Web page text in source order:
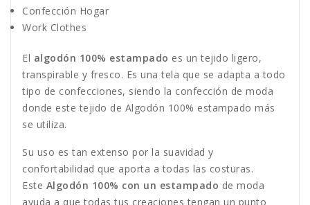
Confección Hogar
Work Clothes
El algodón 100% estampado es un tejido ligero,
transpirable y fresco. Es una tela que se adapta a todo
tipo de confecciones, siendo la confección de moda
donde este tejido de Algodón 100% estampado más
se utiliza.
Su uso es tan extenso por la suavidad y
confortabilidad que aporta a todas las costuras.
Este Algodón 100% con un estampado de moda
ayuda a que todas tus creaciones tengan un punto